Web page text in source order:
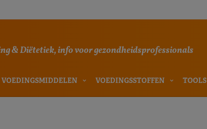
& Diëtetiek, info voor gezondheidsprofessionals
VOEDINGSMIDDELEN VOEDINGSSTOFFEN TOOLS